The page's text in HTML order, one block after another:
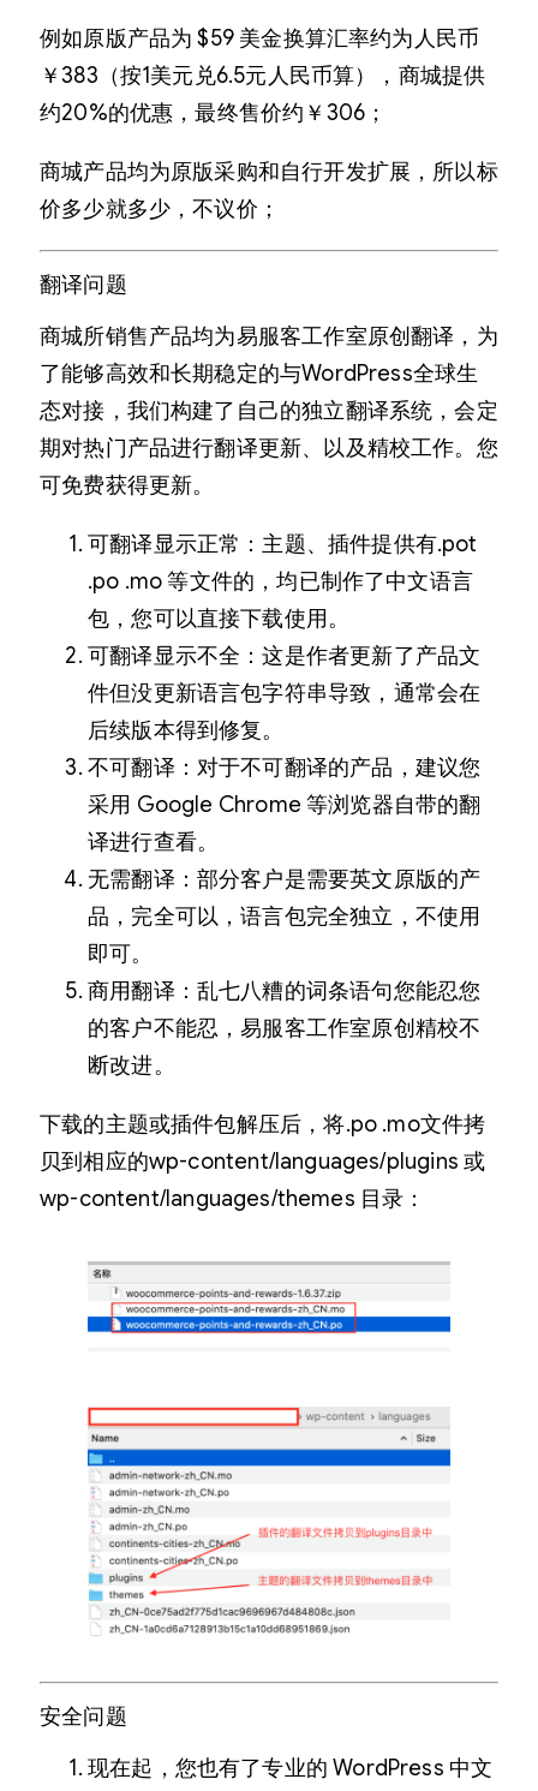
例如原版产品为 $59 美金换算汇率约为人民币
￥383（按1美元兑6.5元人民币算），商城提供
约20%的优惠，最终售价约￥306；
商城产品均为原版采购和自行开发扩展，所以标
价多少就多少，不议价；
翻译问题
商城所销售产品均为易服客工作室原创翻译，为
了能够高效和长期稳定的与WordPress全球生
态对接，我们构建了自己的独立翻译系统，会定
期对热门产品进行翻译更新、以及精校工作。您
可免费获得更新。
可翻译显示正常：主题、插件提供有.pot
.po .mo 等文件的，均已制作了中文语言
包，您可以直接下载使用。
可翻译显示不全：这是作者更新了产品文
件但没更新语言包字符串导致，通常会在
后续版本得到修复。
不可翻译：对于不可翻译的产品，建议您
采用 Google Chrome 等浏览器自带的翻
译进行查看。
无需翻译：部分客户是需要英文原版的产
品，完全可以，语言包完全独立，不使用
即可。
商用翻译：乱七八糟的词条语句您能忍您
的客户不能忍，易服客工作室原创精校不
断改进。
下载的主题或插件包解压后，将.po .mo文件拷
贝到相应的wp-content/languages/plugins 或
wp-content/languages/themes 目录：
安全问题
现在起，您也有了专业的 WordPress 中文